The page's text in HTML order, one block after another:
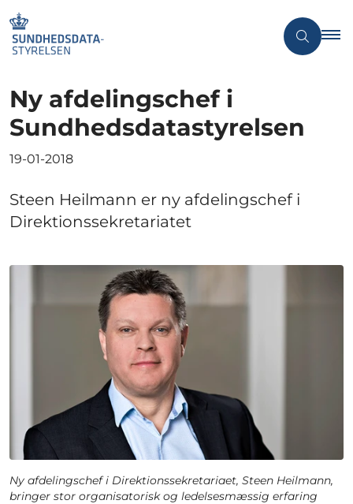
Ny afdelingschef i
Sundhedsdatastyrelsen
19-01-2018
Steen Heilmann er ny afdelingschef i
Direktionssekretariatet
Ny afdelingschef i Direktionssekretariaet, Steen Heilmann,
bringer stor organisatorisk og ledelsesmæssig erfaring